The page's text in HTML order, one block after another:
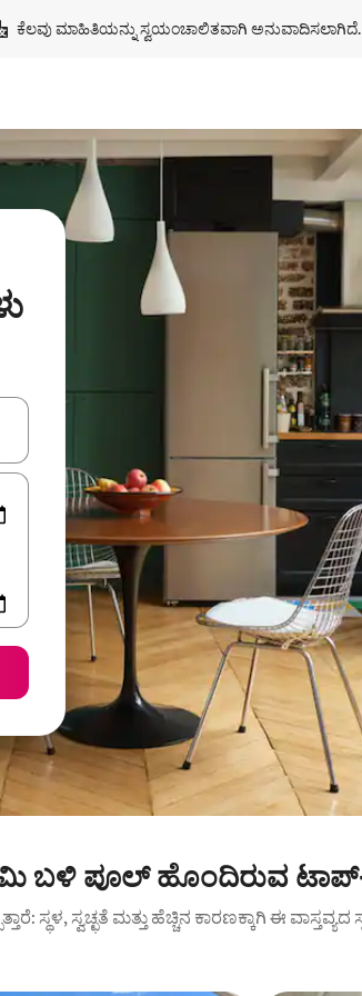
ಕೆಲವು ಮಾಹಿತಿಯನ್ನು ಸ್ವಯಂಚಾಲಿತವಾಗಿ ಅನುವಾದಿಸಲಾಗಿದೆ.
ನ್ಯಾವಿಗೇಟ್ ಮಾಡಿ ಅಥವಾ ಸ್ಪರ್ಶ ಅಥವಾ ಸ್ವೈಪ್
ಬಳಿ ಪೂಲ್ ಹೊಂದಿರುವ
ಸ್ಥಳ, ಸ್ವಚ್ಛತೆ ಮತ್ತು ಹೆಚ್ಚಿನ ಕಾರಣಕ್ಕಾಗಿ ಈ